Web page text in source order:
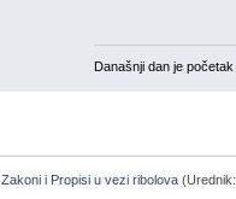
Današnji dan je
Zakoni i Propisi u vezi ribolova(Urednik: